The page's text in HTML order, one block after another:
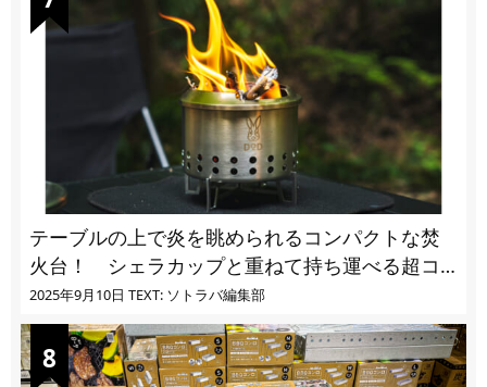
テーブルの上で炎を眺められるコンパクトな焚
火台！ シェラカップと重ねて持ち運べる超コ
ンパクト収納
2025年9月10日 TEXT: ソトラバ編集部